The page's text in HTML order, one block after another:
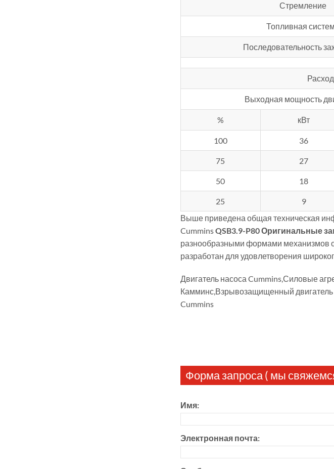
Стремление
Топливная
Последовательность
Выходная мощность
% кВт
100 36
75 27
50 18
25 9
Выше приведена общая техническая
CumminsQSB3.9-P80Оригинальные
разнообразными формами механизмов
разработан для удовлетворения
Двигатель насоса Cummins,Силовые
Камминс,Взрывозащищенный двигатель
Cummins
Форма запроса ( мы
Имя:
Электронная почта: